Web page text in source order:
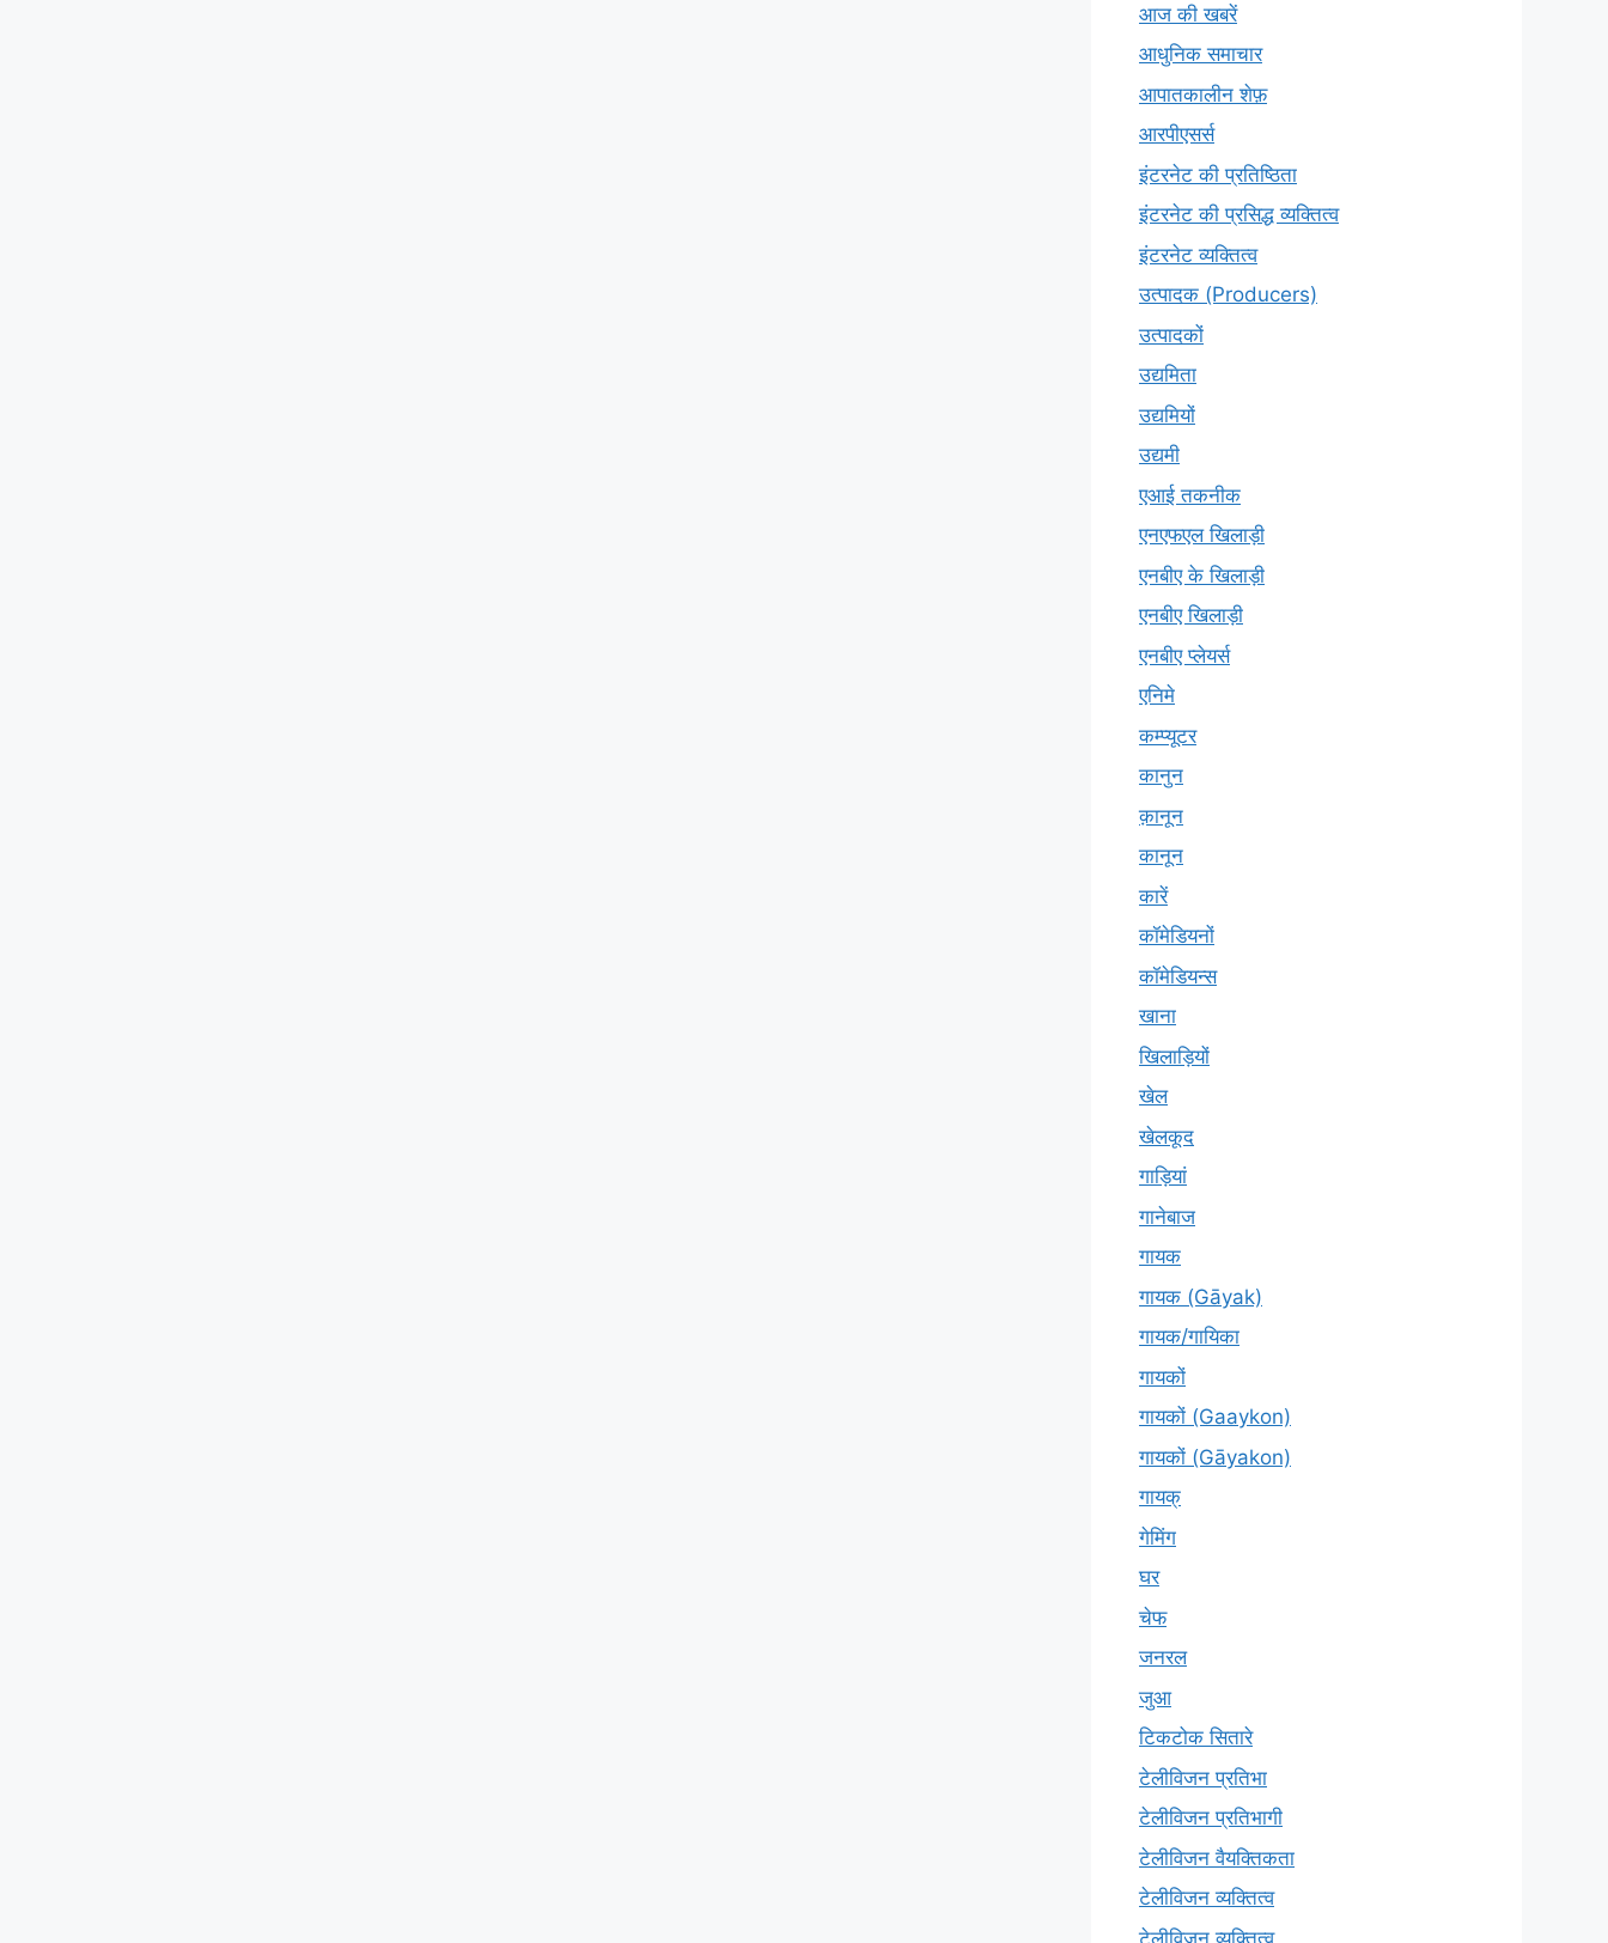
आज की खबरें
आधुनिक समाचार
आपातकालीन शेफ़
आरपीएसर्स
इंटरनेट की प्रतिष्ठिता
इंटरनेट की प्रसिद्ध व्यक्तित्व
इंटरनेट व्यक्तित्व
उत्पादक (Producers)
उत्पादकों
उद्यमिता
उद्यमियों
उद्यमी
एआई तकनीक
एनएफएल खिलाड़ी
एनबीए के खिलाड़ी
एनबीए खिलाड़ी
एनबीए प्लेयर्स
एनिमे
कम्प्यूटर
कानुन
क़ानून
कानून
कारें
कॉमेडियनों
कॉमेडियन्स
खाना
खिलाड़ियों
खेल
खेलकूद
गाड़ियां
गानेबाज
गायक
गायक (Gāyak)
गायक/गायिका
गायकों
गायकों (Gaaykon)
गायकों (Gāyakon)
गायक्
गेमिंग
घर
चेफ
जनरल
जुआ
टिकटोक सितारे
टेलीविजन प्रतिभा
टेलीविजन प्रतिभागी
टेलीविजन वैयक्तिकता
टेलीविजन व्यक्तित्व
टेलीविज़न व्यक्तित्व